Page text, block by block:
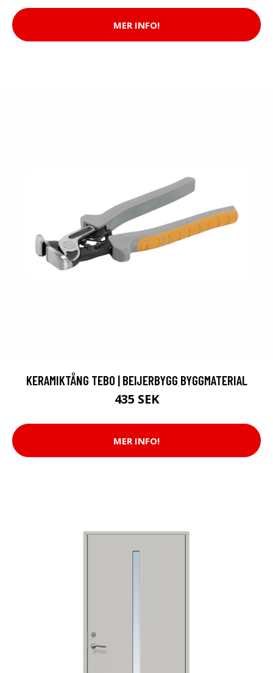
MER INFO!
KERAMIKTÅNG TEBO | BEIJERBYGG BYGGMATERIAL
435 SEK
MER INFO!